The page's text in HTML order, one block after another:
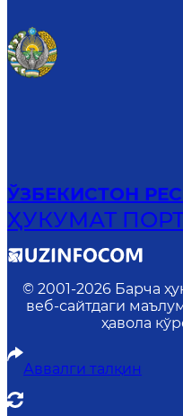
ЎЗБЕКИСТОН
ҲУКУМАТ
© 2001-2026 Барча
веб-сайтдаги
ҳавола
Аввалги талқин